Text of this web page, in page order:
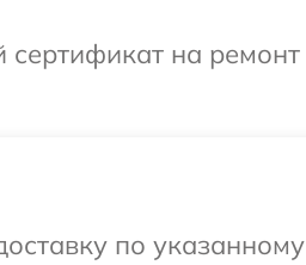
сертификат на ремонт
по указанному